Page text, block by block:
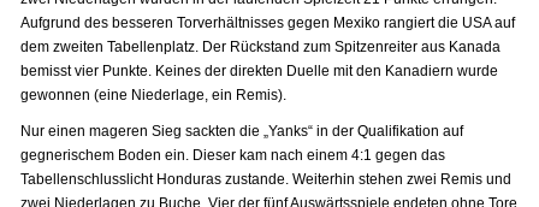
Aufgrund des besseren Torverhältnisses gegen Mexiko rangiert die USA auf
dem zweiten Tabellenplatz. Der Rückstand zum Spitzenreiter aus Kanada
bemisst vier Punkte. Keines der direkten Duelle mit den Kanadiern wurde
gewonnen (eine Niederlage, ein Remis).
Nur einen mageren Sieg sackten die „Yanks“ in der Qualifikation auf
gegnerischem Boden ein. Dieser kam nach einem 4:1 gegen das
Tabellenschlusslicht Honduras zustande. Weiterhin stehen zwei Remis und
zwei Niederlagen zu Buche. Vier der fünf Auswärtsspiele endeten ohne Tore